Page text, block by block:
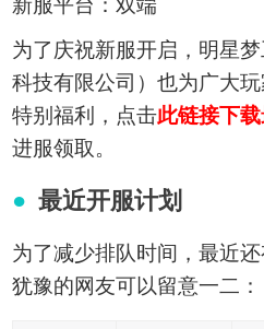
为了庆祝新服开启，明星
科技有限公司）也为广大
特别福利，点击此链接下载
进服领取。
最近开服计划
为了减少排队时间，最近
犹豫的网友可以留意一二：